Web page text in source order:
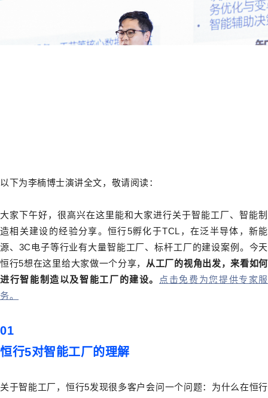
以下为李楠博士演讲全文，敬请阅读：
大家下午好，很高兴在这里能和大家进行关于智能工厂、智能制
造相关建设的经验分享。恒行5孵化于TCL，在泛半导体，新能
源、3C电子等行业有大量智能工厂、标杆工厂的建设案例。今天
恒行5想在这里给大家做一个分享， 从工厂的视角出发，来看如何
进行智能制造以及智能工厂的建设。
点击免费为您提供专家服
务。
01
恒行5对智能工厂的理解
关于智能工厂，恒行5发现很多客户会问一个问题：为什么在恒行